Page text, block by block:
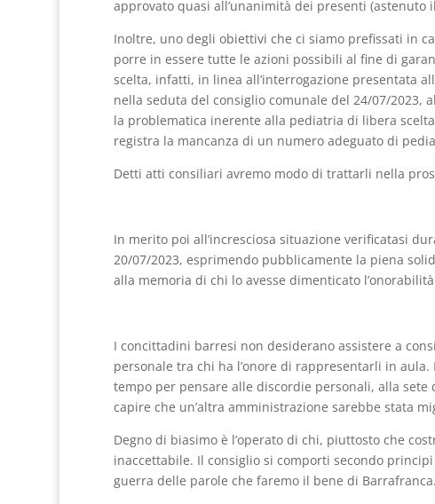
approvato quasi all’unanimità dei presenti (astenuto
Inoltre, uno degli obiettivi che ci siamo prefissati in
porre in essere tutte le azioni possibili al fine di
scelta, infatti, in linea all’interrogazione presentata
nella seduta del consiglio comunale del 24/07/
la problematica inerente alla pediatria di libera
registra la mancanza di un numero adeguato di
Detti atti consiliari avremo modo di trattarli nella
In merito poi all’incresciosa situazione verificatasi
20/07/2023, esprimendo pubblicamente la piena
alla memoria di chi lo avesse dimenticato
I concittadini barresi non desiderano assistere a
personale tra chi ha l’onore di rappresentarli in
tempo per pensare alle discordie personali, alla
capire che un’altra amministrazione sarebbe stata
Degno di biasimo è l’operato di chi, piuttosto che
inaccettabile. Il consiglio si comporti secondo
guerra delle parole che faremo il bene di Barrafranca.